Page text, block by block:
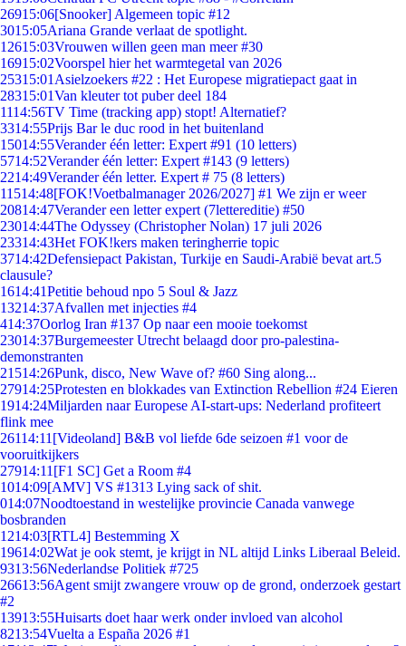
26915:06[Snooker] Algemeen topic #12
3015:05Ariana Grande verlaat de spotlight.
12615:03Vrouwen willen geen man meer #30
16915:02Voorspel hier het warmtegetal van 2026
25315:01 Asielzoekers #22 : Het Europese migratiepact gaat in
28315:01Van kleuter tot puber deel 184
1114:56TV Time (tracking app) stopt! Alternatief?
3314:55Prijs Bar le duc rood in het buitenland
15014:55Verander één letter: Expert #91 (10 letters)
5714:52Verander één letter: Expert #143 (9 letters)
2214:49Verander één letter. Expert # 75 (8 letters)
11514:48[FOK!Voetbalmanager 2026/2027] #1 We zijn er weer
20814:47Verander een letter expert (7lettereditie) #50
23014:44The Odyssey (Christopher Nolan) 17 juli 2026
23314:43Het FOK!kers maken teringherrie topic
3714:42Defensiepact Pakistan, Turkije en Saudi-Arabië bevat art.5
clausule?
1614:41Petitie behoud npo 5 Soul & Jazz
13214:37Afvallen met injecties #4
414:37Oorlog Iran #137 Op naar een mooie toekomst
23014:37Burgemeester Utrecht belaagd door pro-palestina-
demonstranten
21514:26Punk, disco, New Wave of? #60 Sing along...
27914:25Protesten en blokkades van Extinction Rebellion #24 Eieren
1914:24Miljarden naar Europese AI-start-ups: Nederland profiteert
flink mee
26114:11 [Videoland] B&B vol liefde 6de seizoen #1 voor de
vooruitkijkers
27914:11 [F1 SC] Get a Room #4
1014:09[AMV] VS #1313 Lying sack of shit.
014:07Noodtoestand in westelijke provincie Canada vanwege
bosbranden
1214:03[RTL4] Bestemming X
19614:02Wat je ook stemt, je krijgt in NL altijd Links Liberaal Beleid.
9313:56Nederlandse Politiek #725
26613:56Agent smijt zwangere vrouw op de grond, onderzoek gestart
#2
13913:55Huisarts doet haar werk onder invloed van alcohol
8213:54Vuelta a España 2026 #1